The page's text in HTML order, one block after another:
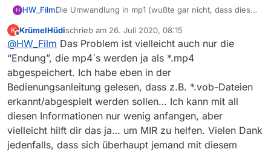
H HW_FilmDie Umwandlung in mp1 (wußte gar nicht, dass dies
und ist wohl nur im Einzelfall die Lösung.
Vielleicht gibt es andere Möglichkeiten. Dazu wäre es
interessant zu wissen, wie die Technik aussieht. Was
für ein TV Gerät wird verwendet und was wird als
Zuspieler benutzt?
K
Offline
KrümelHüdischrieb am 26. Juli 2020, 08:15
zuletzt editiert von
@HW_Film Das Problem ist vielleicht auch nur die
“Endung”, die mp4´s werden ja als *.mp4
abgespeichert. Ich habe eben in der
Bedienungsanleitung gelesen, dass z.B. *.vob-Dateien
erkannt/abgespielt werden sollen… Ich kann mit all
diesen Informationen nur wenig anfangen, aber
vielleicht hilft dir das ja… um MIR zu helfen. Vielen Dank
jedenfalls, dass sich überhaupt jemand mit diesem